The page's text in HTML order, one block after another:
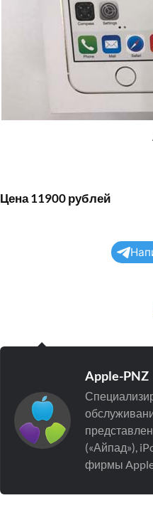
Цена 11900 рублей
Apple-PNZ
(«Айпад»),
фирмы